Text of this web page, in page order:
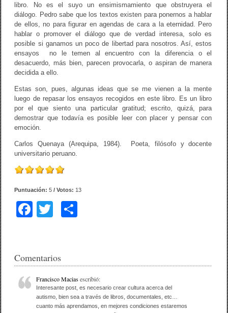
libro. No es el suyo un ensimismamiento que obstruyera el
diálogo. Pedro sabe que los textos existen para ponernos a hablar
de ellos, no para figurar en agendas de cara a la eternidad. Pero
hablar o promover el diálogo que de verdad interesa, solo es
posible si ganamos un poco de libertad para nosotros. Así, estos
ensayos
no le temen al encuentro con la diferencia o el
desacuerdo, más bien, parecen provocarla, o aspiran de manera
decidida a ello.
Estas son, pues, algunas ideas que se me vienen a la mente
luego de repasar los ensayos recogidos en este libro. Es un libro
por el que siento una particular gratitud; escrito, quizá, para
demostrar que todavía es posible leer con placer y pensar con
emoción.
Carlos Quenaya (Arequipa, 1984). Poeta, filósofo y docente
universitario peruano.
Puntuación:5 / Votos: 13
F
e
b
o
o
er
ar
tir
Comentarios
Francisco Maciasescribió:
Interesante post, es necesario crear cultura acerca del
autismo, bien sea a través de libros, documentales, etc…
cuanto más aprendamos, en mejores condiciones estaremos